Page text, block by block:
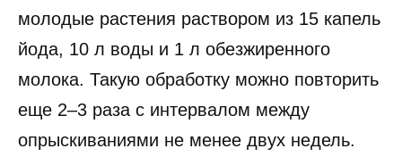
молодые растения раствором из 15 капель
йода, 10 л воды и 1 л обезжиренного
молока. Такую обработку можно повторить
еще 2–3 раза с интервалом между
опрыскиваниями не менее двух недель.